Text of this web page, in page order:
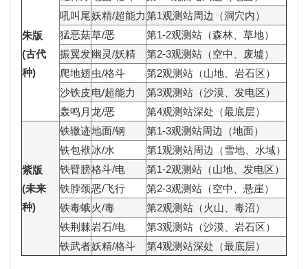
朱版
(古代
种)
吼叫尾妖精/超能力第1观测站周边（洞穴内）
猛恶菇草/恶
第1-2观测站（森林、草地）
振翼发幽灵/妖精
第2-3观测站（空中、废墟）
爬地翅虫/格斗
第2观测站（山地、岩石区）
沙铁皮电/超能力
第3观测站（沙漠、发电区）
轰鸣月 龙/恶 第4观测站深处（最底层）
紫版
(未来
种)
铁辙迹地面/钢
第1-3观测站周边（地面）
铁包袱冰/水
第1观测站周边（雪地、水域）
铁臂膀格斗/电
第1-2观测站（山地、发电区）
铁脖颈恶/飞行
第2-3观测站（空中、悬崖）
铁毒蛾火/毒
第2观测站（火山、毒沼）
铁荆棘岩石/电
第3观测站（沙漠、岩石区）
铁武者妖精/格斗 第4观测站深处（最底层）